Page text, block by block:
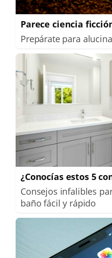
Parece ciencia
Prepárate para
¿Conocías estos 5
Consejos infalibles
baño fácil y rápido